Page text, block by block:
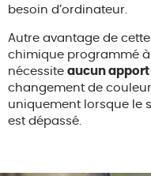
besoin d’ordinateur.
Autre avantage de
chimique programmé à
nécessite aucun apport
changement de
uniquement lorsque le
est dépassé.